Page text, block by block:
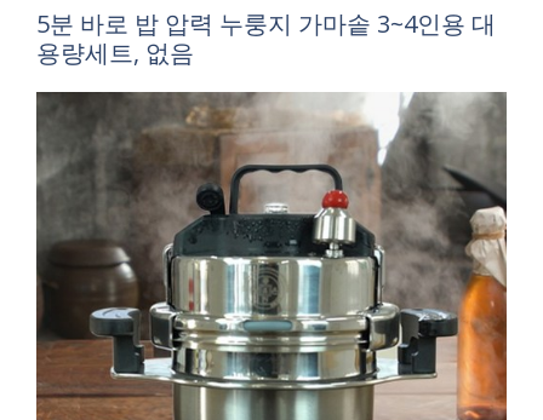
5분 바로 밥 압력 누룽지 가마솥 3~4인용 대
용량세트, 없음